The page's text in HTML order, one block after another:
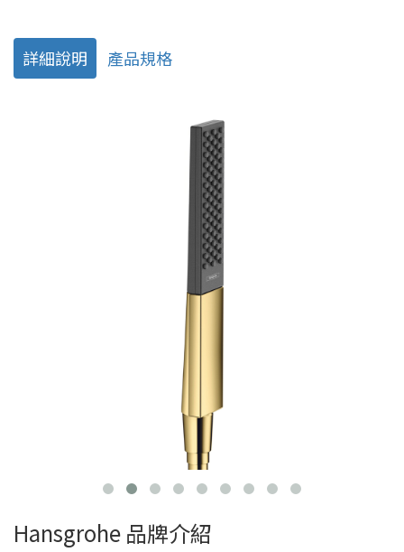
詳細說明 產品規格
Hansgrohe 品牌介紹